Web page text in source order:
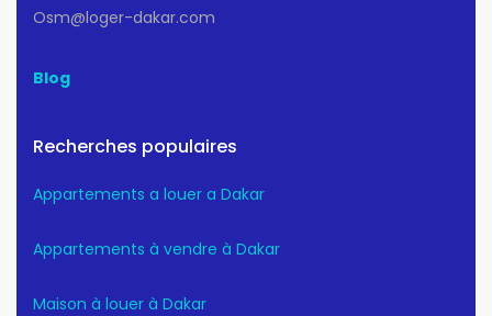
Osm@loger-dakar.com
Blog
Recherches populaires
Appartements a louer a Dakar
Appartements à vendre à Dakar
Maison à louer à Dakar